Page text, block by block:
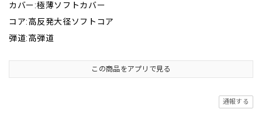
カバー:極薄ソフトカバー
コア:高反発大径ソフトコア
弾道:高弾道
この商品をアプリで見る
通報する